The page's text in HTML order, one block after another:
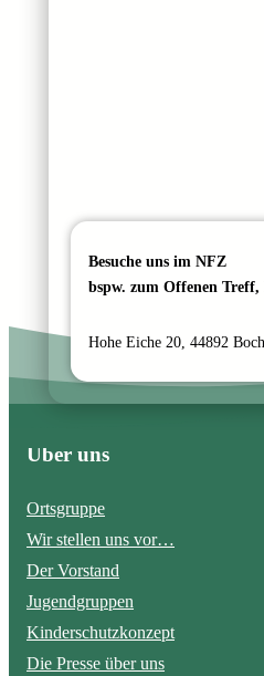
Besuche uns im NFZ
bspw. zum Offenen
Hohe Eiche 20, 44892
Über uns
Ortsgruppe
Wir stellen uns vor…
Der Vorstand
Jugendgruppen
Kinderschutzkonzept
Die Presse über uns